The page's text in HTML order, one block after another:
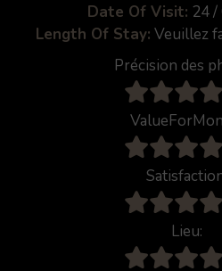
Date Of Visit: 24
Length Of Stay: Veuillez
Précision des
Lieu: